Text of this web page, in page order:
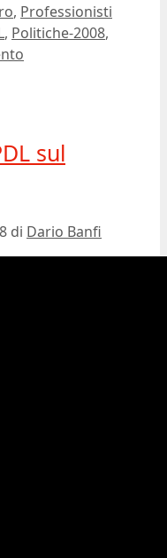
, Professionisti
, Politiche-2008,
sul
di Dario Banfi